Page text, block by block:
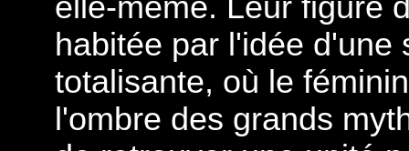
elle-même. Leur figure
habitée par l'idée d'une
totalisante, où le
l'ombre des grands